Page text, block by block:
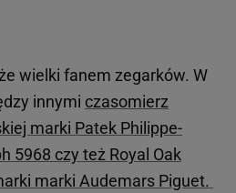
wielki fanem zegarków. W
innymi czasomierz
marki Patek Philippe-
5968 czy też Royal Oak
marki Audemars Piguet.